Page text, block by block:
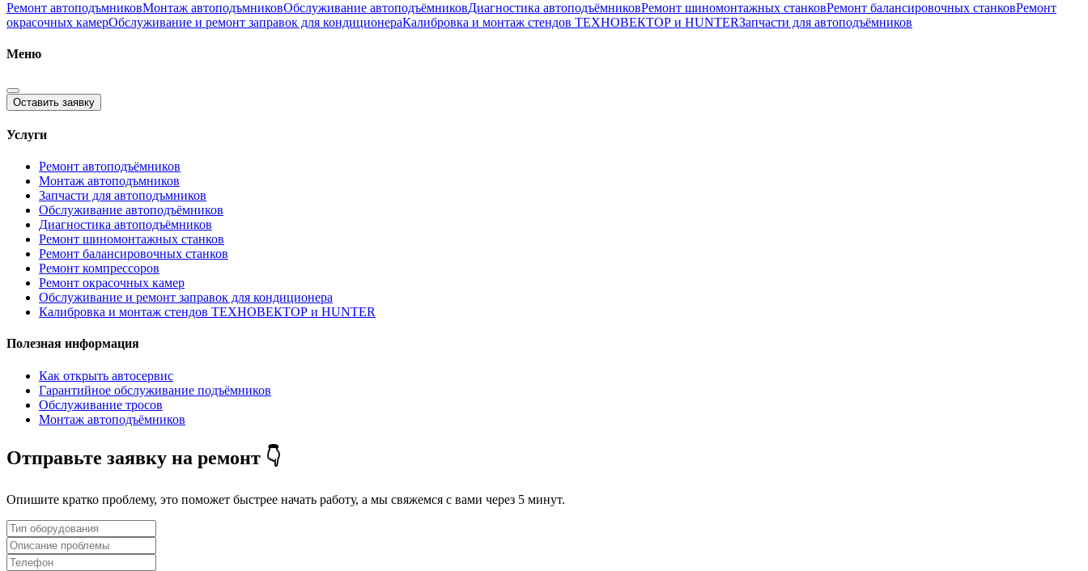
Ремонт автоподъмниковМонтаж автоподъмниковОбслуживание автоподъёмниковДиагностика автоподъёмниковРемонт шиномонтажных станковРемонт балансировочных станковРемонт
окрасочных камерОбслуживание и ремонт заправок для кондиционераКалибровка и монтаж стендов ТЕХНОВЕКТОР и HUNTERЗапчасти для автоподъёмников
Меню
Оставить заявку
Услуги
Ремонт автоподъёмников
Монтаж автоподъмников
Запчасти для автоподъмников
Обслуживание автоподъёмников
Диагностика автоподъёмников
Ремонт шиномонтажных станков
Ремонт балансировочных станков
Ремонт компрессоров
Ремонт окрасочных камер
Обслуживание и ремонт заправок для кондиционера
Калибровка и монтаж стендов ТЕХНОВЕКТОР и HUNTER
Полезная информация
Как открыть автосервис
Гарантийное обслуживание подъёмников
Обслуживание тросов
Монтаж автоподъёмников
Отправьте заявку на ремонт 👇
Опишите кратко проблему, это поможет быстрее начать работу, а мы свяжемся с вами через 5 минут.